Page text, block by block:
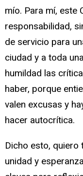
mío. Para mí, este
responsabilidad,
de servicio para
ciudad y a toda
humildad las
haber, porque
valen excusas y
hacer autocrítica.
Dicho esto, quiero
unidad y